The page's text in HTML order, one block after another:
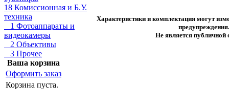
18 Комиссионная и Б.У.
техника
1 Фотоаппараты и
видеокамеры
2 Объективы
3 Прочее
Ваша корзина
Оформить заказ
Корзина пуста.
Характеристики и комплектация могут
предупреждения.
Не является публичной